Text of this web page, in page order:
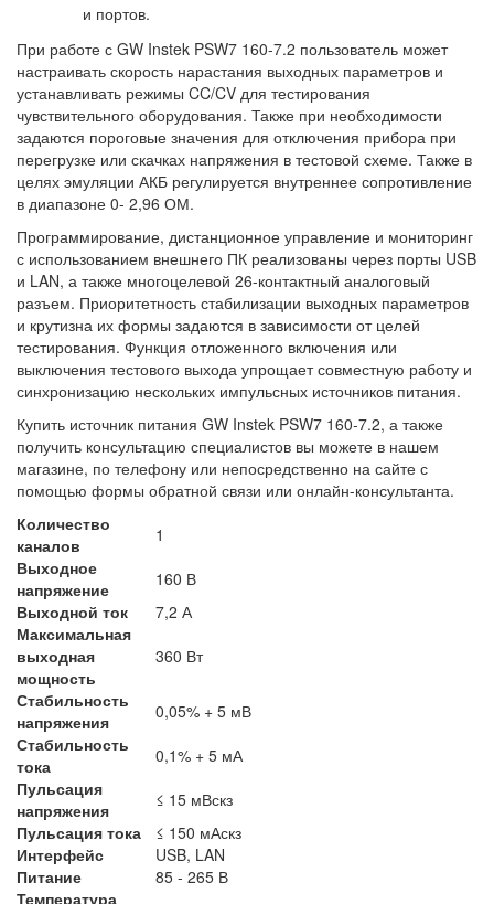
и портов.
При работе с GW Instek PSW7 160-7.2 пользователь может
настраивать скорость нарастания выходных параметров и
устанавливать режимы CC/CV для тестирования
чувствительного оборудования. Также при необходимости
задаются пороговые значения для отключения прибора при
перегрузке или скачках напряжения в тестовой схеме. Также в
целях эмуляции АКБ регулируется внутреннее сопротивление
в диапазоне 0- 2,96 ОМ.
Программирование, дистанционное управление и мониторинг
с использованием внешнего ПК реализованы через порты USB
и LAN, а также многоцелевой 26-контактный аналоговый
разъем. Приоритетность стабилизации выходных параметров
и крутизна их формы задаются в зависимости от целей
тестирования. Функция отложенного включения или
выключения тестового выхода упрощает совместную работу и
синхронизацию нескольких импульсных источников питания.
Купить источник питания GW Instek PSW7 160-7.2, а также
получить консультацию специалистов вы можете в нашем
магазине, по телефону или непосредственно на сайте с
помощью формы обратной связи или онлайн-консультанта.
Количество
каналов
1
Выходное
напряжение
160 В
Выходной ток
7,2 А
Максимальная
выходная
мощность
360 Вт
Стабильность
напряжения
0,05% + 5 мВ
Стабильность
тока
0,1% + 5 мА
Пульсация
напряжения
≤ 15 мВскз
Пульсация тока
≤ 150 мАскз
Интерфейс
USB, LAN
Питание
85 - 265 В
Температура